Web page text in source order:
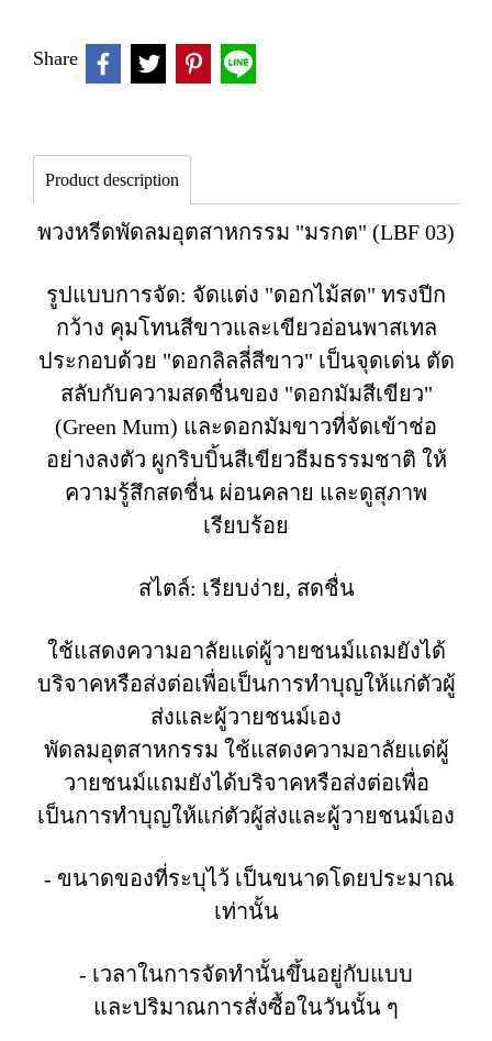
Share
Product description
พวงหรีดพัดลมอุตสาหกรรม "มรกต" (LBF 03)
รูปแบบการจัด: จัดแต่ง "ดอกไม้สด" ทรงปีก
กว้าง คุมโทนสีขาวและเขียวอ่อนพาสเทล
ประกอบด้วย "ดอกลิลลี่สีขาว" เป็นจุดเด่น ตัด
สลับกับความสดชื่นของ "ดอกมัมสีเขียว"
(Green Mum) และดอกมัมขาวที่จัดเข้าช่อ
อย่างลงตัว ผูกริบบิ้นสีเขียวธีมธรรมชาติ ให้
ความรู้สึกสดชื่น ผ่อนคลาย และดูสุภาพ
เรียบร้อย
สไตล์: เรียบง่าย, สดชื่น
ใช้แสดงความอาลัยแด่ผู้วายชนม์แถมยังได้
บริจาคหรือส่งต่อเพื่อเป็นการทำบุญให้แก่ตัวผู้
ส่งและผู้วายชนม์เอง
พัดลมอุตสาหกรรม ใช้แสดงความอาลัยแด่ผู้
วายชนม์แถมยังได้บริจาคหรือส่งต่อเพื่อ
เป็นการทำบุญให้แก่ตัวผู้ส่งและผู้วายชนม์เอง
- ขนาดของที่ระบุไว้ เป็นขนาดโดยประมาณ
เท่านั้น
- เวลาในการจัดทำนั้นขึ้นอยู่กับแบบ
และปริมาณการสั่งซื้อในวันนั้น ๆ